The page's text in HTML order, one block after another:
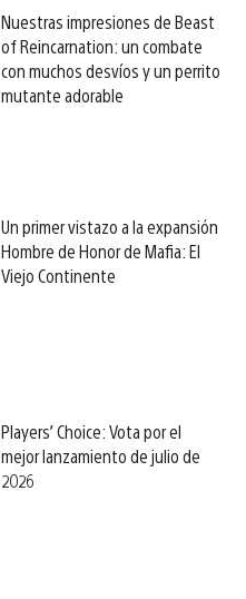
Nuestras impresiones de Beast
of Reincarnation: un combate
con muchos desvíos y un perrito
mutante adorable
Un primer vistazo a la expansión
Hombre de Honor de Mafia: El
Viejo Continente
Players’ Choice: Vota por el
mejor lanzamiento de julio de
2026